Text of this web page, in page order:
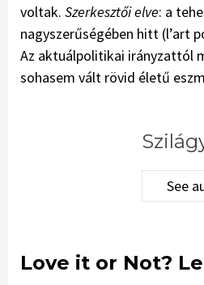
voltak. Szerkesztői elve: a
nagyszerűségében hitt (l’art
Az aktuálpolitikai irányzattól
sohasem vált rövid életű
See
Love it or Not?